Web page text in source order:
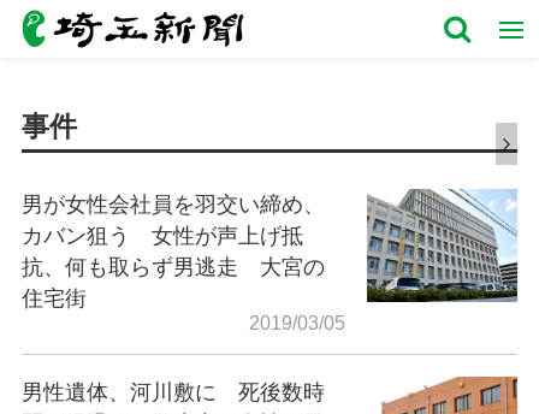
事件
男が女性会社員を羽交い締め、
カバン狙う 女性が声上げ抵
抗、何も取らず男逃走 大宮の
住宅街
2019/03/05
男性遺体、河川敷に 死後数時